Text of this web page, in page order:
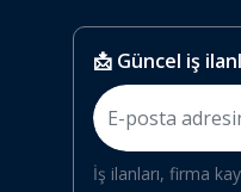
📩 Güncel iş
İş ilanları, firma